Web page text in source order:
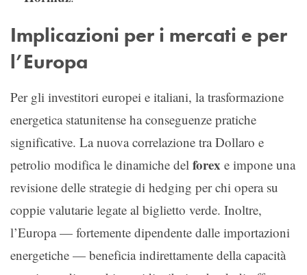
Implicazioni per i mercati e per
l’Europa
Per gli investitori europei e italiani, la trasformazione
energetica statunitense ha conseguenze pratiche
significative. La nuova correlazione tra Dollaro e
petrolio modifica le dinamiche del forex e impone una
revisione delle strategie di hedging per chi opera su
coppie valutarie legate al biglietto verde. Inoltre,
l’Europa — fortemente dipendente dalle importazioni
energetiche — beneficia indirettamente della capacità